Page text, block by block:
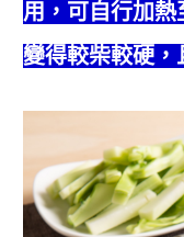
用，可自行加
變得較柴較硬，